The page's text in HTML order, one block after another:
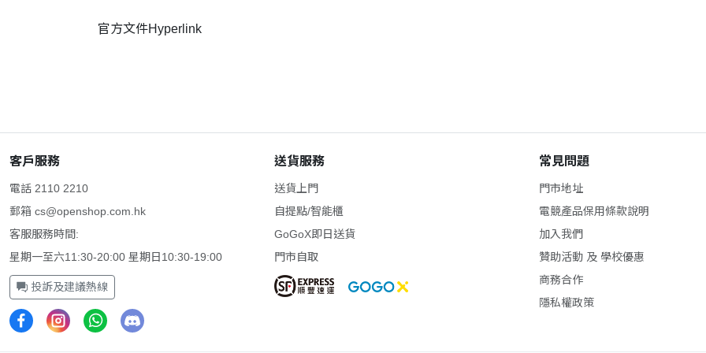
官方文件Hyperlink
客戶服務
電話 2110 2210
郵箱 cs@openshop.com.hk
客服服務時間:
星期一至六11:30-20:00 星期日10:30-19:00
投訴及建議熱線
送貨服務
送貨上門
自提點/智能櫃
GoGoX即日送貨
門市自取
常見問題
門市地址
電競產品保用條款說明
加入我們
贊助活動 及 學校優惠
商務合作
隱私權政策